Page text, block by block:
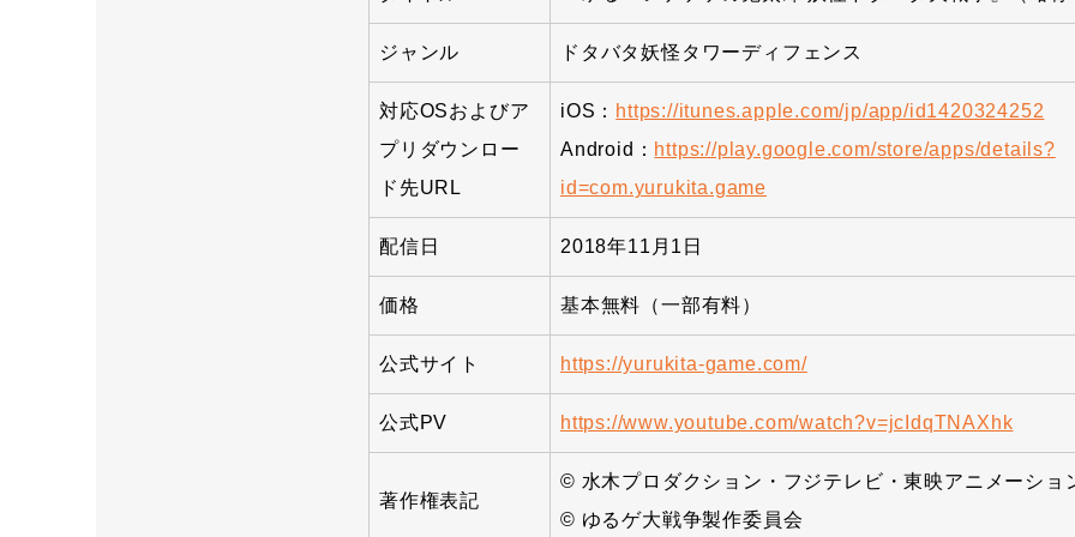
ジャンル ドタバタ妖怪タワーディフェンス
対応OSおよびア
プリダウンロー
ド先URL
iOS： https://itunes.apple.com/jp/app/id1420324252
Android： https://play.google.com/store/apps/details?
id=com.yurukita.game
配信日 2018年11月1日
価格 基本無料（一部有料）
公式サイト https://yurukita-game.com/
公式PV https://www.youtube.com/watch?v=jcIdqTNAXhk
著作権表記
© 水木プロダクション・フジテレビ・東映アニメーショ
© ゆるゲ大戦争製作委員会